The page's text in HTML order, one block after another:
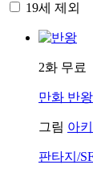
19세 제외
2화 무료
만화 반왕
그림 아
판타지/